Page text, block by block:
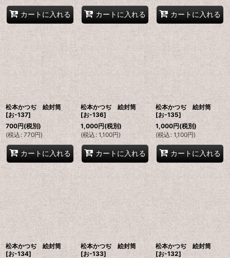
カートに入れる カートに入れる カートに入れる
松本かつぢ 絵封筒
[お-137]
700円(税別)
(税込 : 770円)
カートに入れる
松本かつぢ 絵封筒
[お-136]
1,000円(税別)
(税込 : 1,100円)
カートに入れる
松本かつぢ 絵封筒
[お-135]
1,000円(税別)
(税込: 1,100円)
カートに入れる
松本かつぢ 絵封筒
[お-134]
松本かつぢ 絵封筒
[お-133]
松本かつぢ 絵封筒
[お-132]